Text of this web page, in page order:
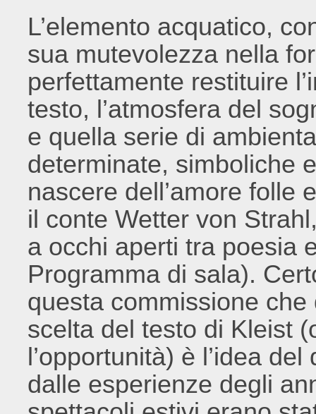
L’elemento acquatico,
sua mutevolezza nella
perfettamente restituire
testo, l’atmosfera del
e quella serie di
determinate, simboliche
nascere dell’amore folle
il conte Wetter von
a occhi aperti tra poesia
Programma di sala).
questa commissione
scelta del testo di Kleist
l’opportunità) è l’idea
dalle esperienze degli